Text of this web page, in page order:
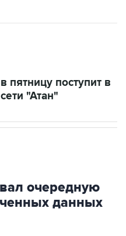
пятницу поступит в
"Атан"
очередную
данных